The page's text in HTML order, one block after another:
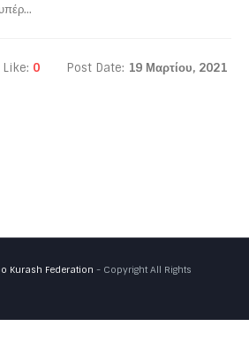
Like: 0 Post Date: 19 Μαρτίου, 2021
Kurash Federation - Copyright All Rights